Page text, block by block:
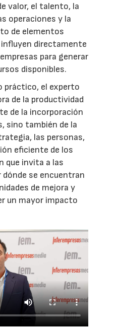
valor, el talento, la
operaciones y la
de elementos
directamente
para generar
disponibles.
práctico, el experto
de la productividad
de la incorporación
sino también de la
las personas,
eficiente de los
que invita a las
se encuentran
de mejora y
un mayor impacto